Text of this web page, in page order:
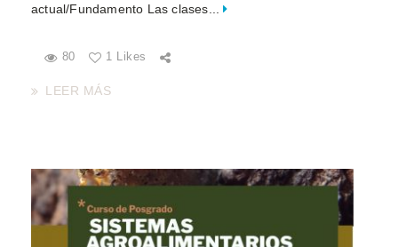
actual/Fundamento Las clases...
80 1 Likes
LEER MÁS